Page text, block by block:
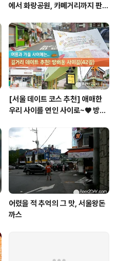
에서 화랑공원, 카페거리까지 판교
[서울 데이트 코스 추천] 애매한
우리 사이를 연인 사이로~♥ 방배
어렸을 적 추억의 그 맛, 서울왕돈
까스